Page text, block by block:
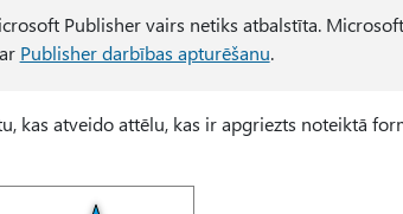
Publisher vairs netiks atbalstīta.
Publisher darbības apturēšanu.
kas atveido attēlu, kas ir apgriezts noteiktā